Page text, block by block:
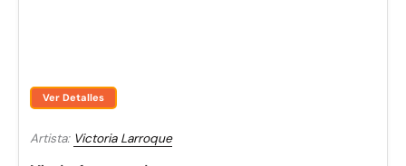
Ver Detalles
Artista: Victoria Larroque